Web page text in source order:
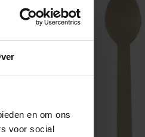
en om ons
voor social